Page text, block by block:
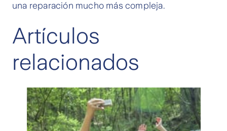
una reparación mucho más compleja.
Artículos
relacionados